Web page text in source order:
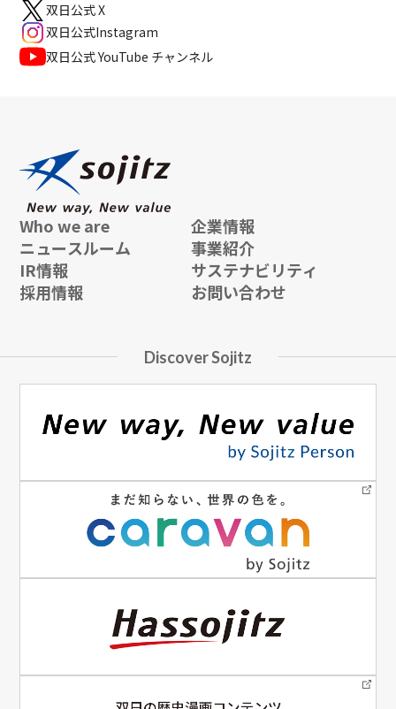
双日公式 X
双日公式Instagram
双日公式 YouTube チャンネル
Who we are
企業情報
ニュースルーム
事業紹介
IR情報
サステナビリティ
採用情報
お問い合わせ
Discover Sojitz